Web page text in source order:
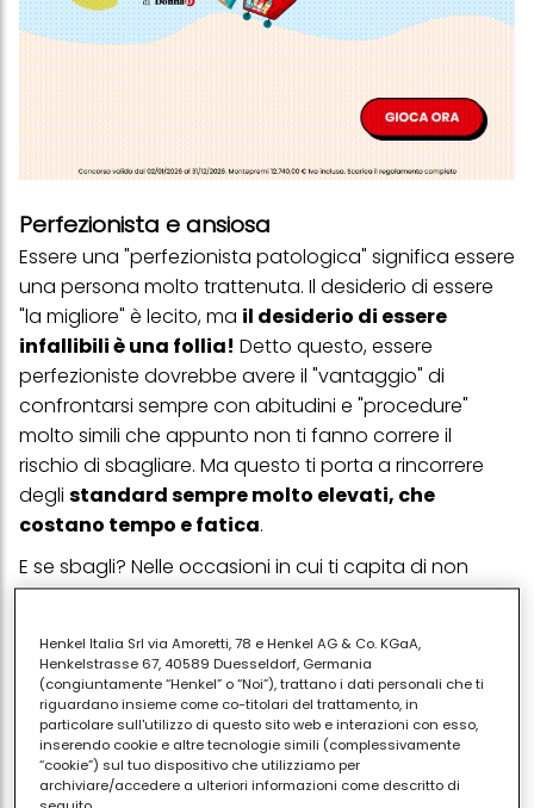
Perfezionista e ansiosa
Essere una "perfezionista patologica" significa essere
una persona molto trattenuta. Il desiderio di essere
"la migliore" è lecito, ma il desiderio di essere
infallibili è una follia! Detto questo, essere
perfezioniste dovrebbe avere il "vantaggio" di
confrontarsi sempre con abitudini e "procedure"
molto simili che appunto non ti fanno correre il
rischio di sbagliare. Ma questo ti porta a rincorrere
degli standard sempre molto elevati, che
costano tempo e fatica.
E se sbagli? Nelle occasioni in cui ti capita di non
centrare l'obiettivo, di solito alto, che ti eri prefissata,
percepisci un senso di inadeguatezza. Molte volte
enfatizzi queste situazioni, provando un senso di
fallimento davvero spropositato rispetto a quello
che non sei riuscita a realizzare!
Henkel Italia Srl via Amoretti, 78 e Henkel AG & Co. KGaA,
Henkelstrasse 67, 40589 Duesseldorf, Germania
(congiuntamente “Henkel” o “Noi”), trattano i dati personali che ti
riguardano insieme come co-titolari del trattamento, in
particolare sull'utilizzo di questo sito web e interazioni con esso,
inserendo cookie e altre tecnologie simili (complessivamente
“cookie”) sul tuo dispositivo che utilizziamo per
archiviare/accedere a ulteriori informazioni come descritto di